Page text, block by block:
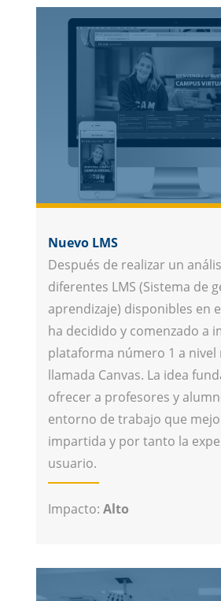
Nuevo LMS
Después de realizar un
diferentes LMS (Sistema de
aprendizaje) disponibles en
ha decidido y comenzado a
plataforma número 1 a nivel
llamada Canvas. La idea
ofrecer a profesores y
entorno de trabajo que
impartida y por tanto la
usuario.
Impacto: Alto